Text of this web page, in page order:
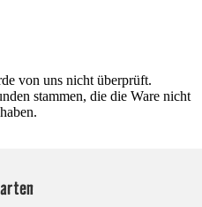
von uns nicht überprüft.
stammen, die die Ware nicht